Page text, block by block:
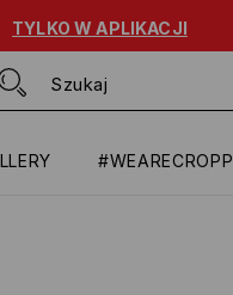
TYLKO W APLIKACJI
#WEARECROPP